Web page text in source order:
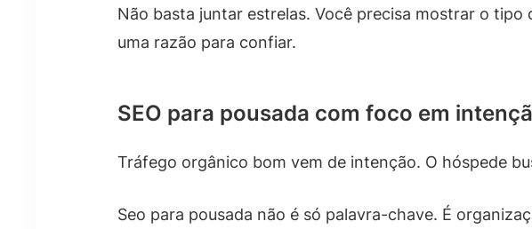
Não basta juntar estrelas. Você precisa mostrar o
uma razão para confiar.
SEO para pousada com foco em
Tráfego orgânico bom vem de intenção. O hóspede
Seo para pousada não é só palavra-chave. É